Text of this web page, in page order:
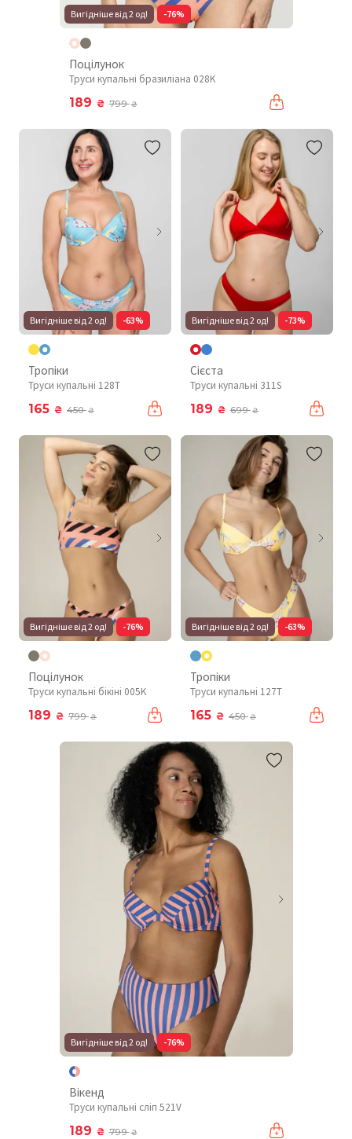
Вигідніше від 2 од! -76%
Поцілунок
Труси купальні бразиліана 028K
189 ₴ 799₴
Вигідніше від 2 од! -63%
Тропіки
Труси купальні 128T
165 ₴ 450₴
Вигідніше від 2 од! -73%
Сієста
Труси купальні 311S
189 ₴ 699₴
Вигідніше від 2 од! -76%
Поцілунок
Труси купальні бікіні 005K
189 ₴ 799₴
Вигідніше від 2 од! -63%
Тропіки
Труси купальні 127T
165 ₴ 450₴
Вигідніше від 2 од! -76%
Вікенд
Труси купальні сліп 521V
189 ₴ 799₴